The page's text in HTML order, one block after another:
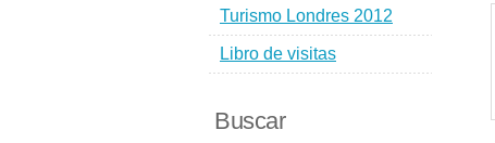
Turismo Londres 2012
Libro de visitas
Buscar